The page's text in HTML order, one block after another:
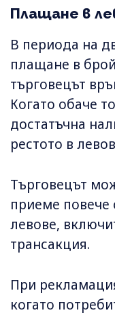
Плащане в
В периода на
плащане в
търговецът
Когато обаче
достатъчна
рестото в
Търговецът
приеме повече
левове,
трансакция.
При
когато